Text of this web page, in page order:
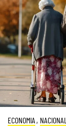
ECONOMIA , NACIONAL